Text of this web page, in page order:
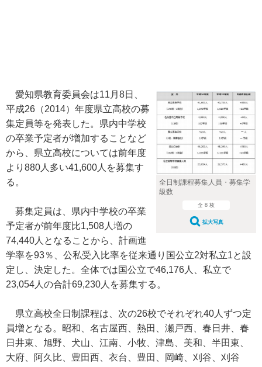
全日制課程募集人員・募集学
級数
全 8 枚
拡大写真
愛知県教育委員会は11月8日、
平成26（2014）年度県立高校の募
集定員等を発表した。県内中学校
の卒業予定者が増加することなど
から、県立高校については前年度
より880人多い41,600人を募集す
る。
募集定員は、県内中学校の卒業
予定者が前年度比1,508人増の
74,440人となることから、計画進
学率を93％、公私受入比率を従来通り国公立2対私立1と設
定し、決定した。全体では国公立で46,176人、私立で
23,054人の合計69,230人を募集する。
県立高校全日制課程は、次の26校でそれぞれ40人ずつ定
員増となる。昭和、名古屋西、熱田、瀬戸西、春日井、春
日井東、旭野、犬山、江南、小牧、津島、美和、半田東、
大府、阿久比、豊田西、衣台、豊田、岡崎、刈谷、刈谷